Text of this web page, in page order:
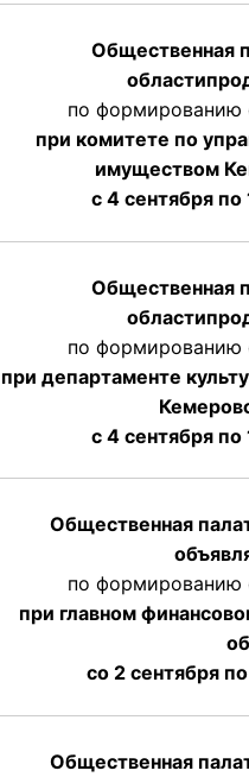
Общественная
области
по формированию
при комитете по
имуществом
с 4 сентября по
Общественная
области
по формированию
при департаменте
с 4 сентября по
Общественная
по формированию
при главном
со 2 сентября
Общественная